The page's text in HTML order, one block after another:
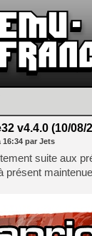
v4.4.0 (10/08/
16:34 par Jets
suite aux
présent